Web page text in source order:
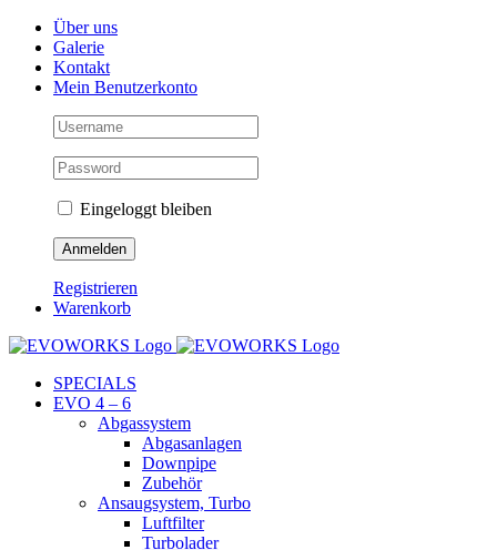
Skip
content
Facebook
Instagram
YouTubeÜber uns
Galerie
Kontakt
Mein Benutzerkonto
Eingeloggt bleiben
Registrieren
Warenkorb
SPECIALS
EVO 4 – 6
Abgassystem
Abgasanlagen
Downpipe
Zubehör
Ansaugsystem, Turbo
Luftfilter
Turbolader